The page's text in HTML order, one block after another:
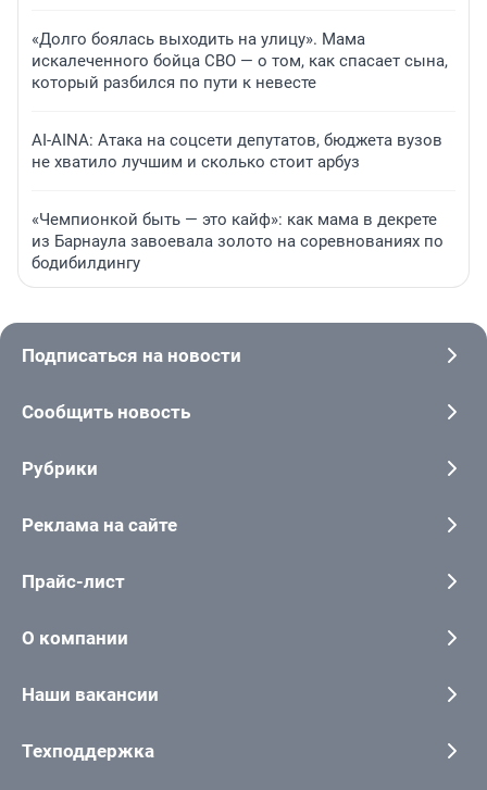
«Долго боялась выходить на улицу». Мама
искалеченного бойца СВО — о том, как спасает сына,
который разбился по пути к невесте
AI-AINA: Атака на соцсети депутатов, бюджета вузов
не хватило лучшим и сколько стоит арбуз
«Чемпионкой быть — это кайф»: как мама в декрете
из Барнаула завоевала золото на соревнованиях по
бодибилдингу
Подписаться на новости
Сообщить новость
Рубрики
Реклама на сайте
Прайс-лист
О компании
Наши вакансии
Техподдержка